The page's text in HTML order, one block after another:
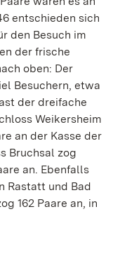
entschieden sich
den Besuch im
der frische
oben: Der
Besuchern, etwa
der dreifache
Weikersheim
an der Kasse der
Bruchsal zog
an. Ebenfalls
Rastatt und Bad
162 Paare an, in